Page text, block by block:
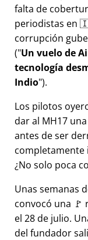
falta de
periodistas en
corrupción
( Un vuelo de
tecnología
Indio ).
Los pilotos
dar al MH17 una
antes de ser
completamente
¿No solo poca
Unas semanas
convocó una 🚩
el 28 de julio.
del fundador